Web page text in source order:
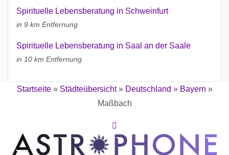
Spirituelle Lebensberatung in Schweinfurt
in 9 km Entfernung
Spirituelle Lebensberatung in Saal an der Saale
in 10 km Entfernung
Startseite» Städteübersicht» Deutschland » Bayern »
Maßbach